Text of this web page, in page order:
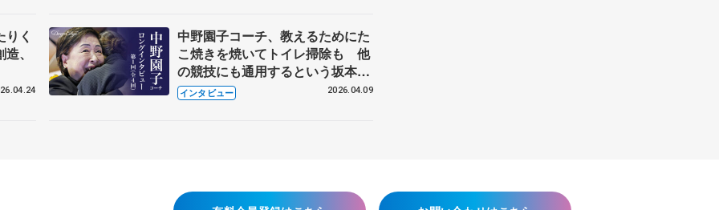
く
、
中野園子コーチ、教えるためにた
こ焼きを焼いてトイレ掃除も 他
の競技にも通用するという坂本花
織の筋肉
インタビュー 2026.04.09